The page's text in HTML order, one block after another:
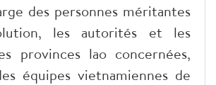
des personnes méritantes
les autorités et les
provinces lao concernées,
équipes vietnamiennes de